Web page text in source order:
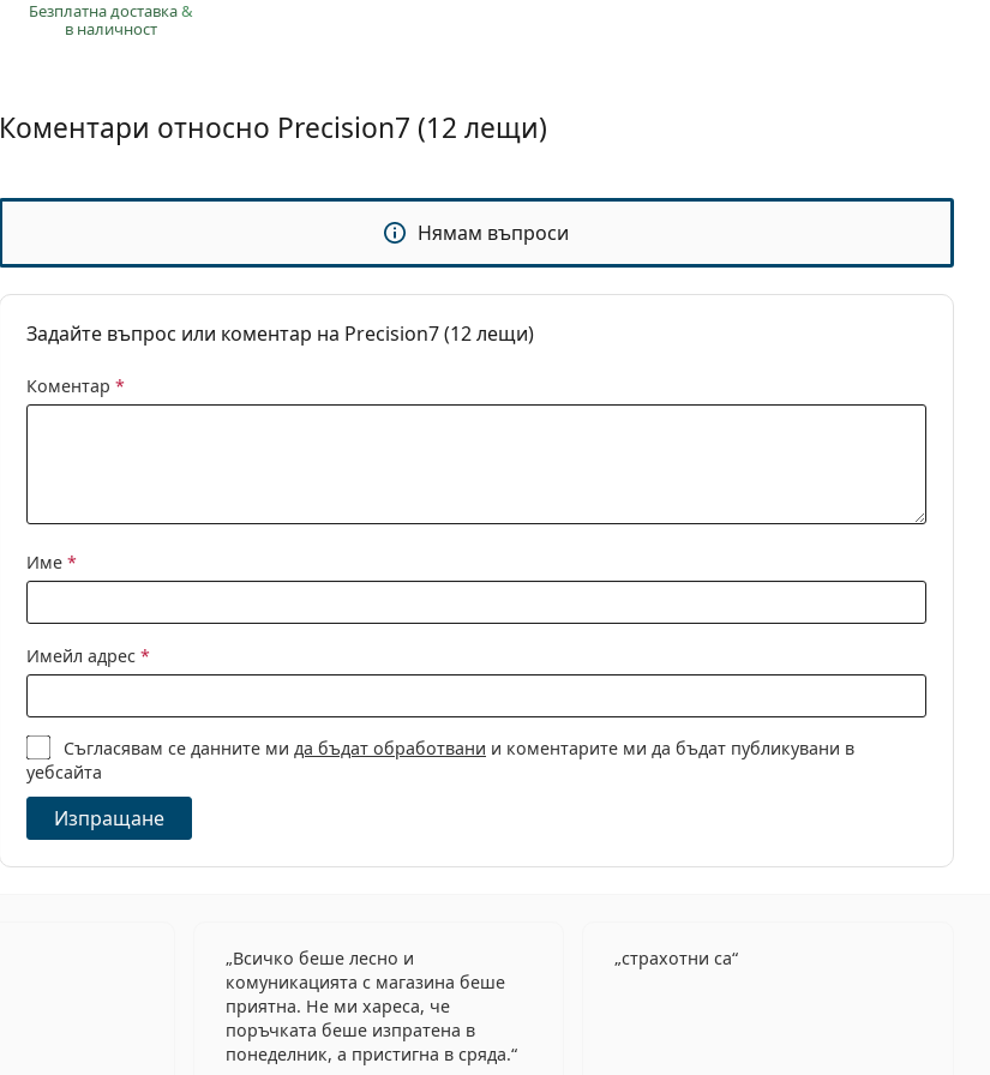
Безплатна доставка&
в наличност
Коментари относно Precision7 (12 лещи)
Нямам въпроси
Задайте въпрос или коментар на Precision7 (12 лещи)
Коментар *
Име *
Имейл адрес *
Съгласявам се данните мида бъдат обработвани и коментарите ми да бъдат публикувани в
уебсайта
Изпращане
Всичко беше лесно и
комуникацията с магазина беше
приятна. Не ми хареса, че
поръчката беше изпратена в
понеделник, а пристигна в сряда.
страхотни са